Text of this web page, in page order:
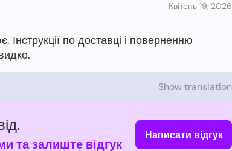
Квітень 19, 2026
Інструкції по доставці і поверненню
Show translation
та залиште відгук
Написати відгук